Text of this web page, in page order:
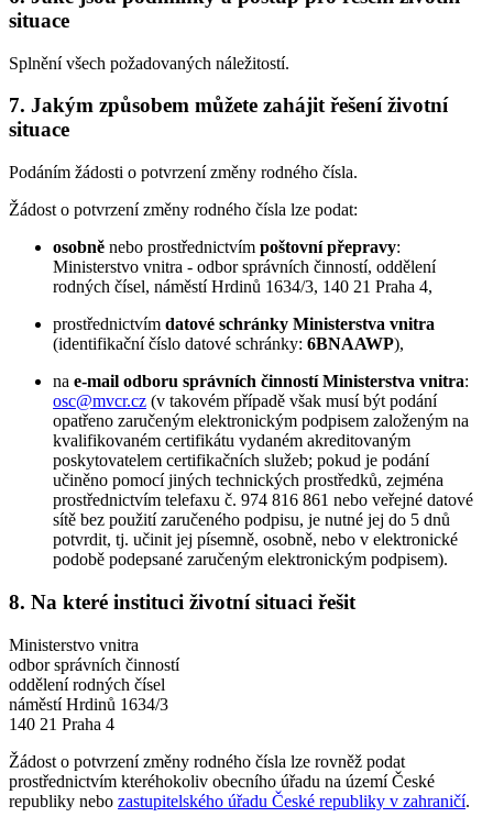
situace
Splnění všech požadovaných náležitostí.
7. Jakým způsobem můžete zahájit řešení životní
situace
Podáním žádosti o potvrzení změny rodného čísla.
Žádost o potvrzení změny rodného čísla lze podat:
osobně nebo prostřednictvím poštovní přepravy:
Ministerstvo vnitra - odbor správních činností, oddělení
rodných čísel, náměstí Hrdinů 1634/3, 140 21 Praha 4,
prostřednictvím datové schránky Ministerstva vnitra
(identifikační číslo datové schránky: 6BNAAWP),
na e-mail odboru správních činností Ministerstva vnitra:
osc@mvcr.cz (v takovém případě však musí být podání
opatřeno zaručeným elektronickým podpisem založeným na
kvalifikovaném certifikátu vydaném akreditovaným
poskytovatelem certifikačních služeb; pokud je podání
učiněno pomocí jiných technických prostředků, zejména
prostřednictvím telefaxu č. 974 816 861 nebo veřejné datové
sítě bez použití zaručeného podpisu, je nutné jej do 5 dnů
potvrdit, tj. učinit jej písemně, osobně, nebo v elektronické
podobě podepsané zaručeným elektronickým podpisem).
8. Na které instituci životní situaci řešit
Ministerstvo vnitra
odbor správních činností
oddělení rodných čísel
náměstí Hrdinů 1634/3
140 21 Praha 4
Žádost o potvrzení změny rodného čísla lze rovněž podat
prostřednictvím kteréhokoliv obecního úřadu na území České
republiky nebo zastupitelského úřadu České republiky v zahraničí.